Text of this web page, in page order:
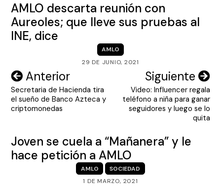
AMLO descarta reunión con
Aureoles; que lleve sus pruebas al
INE, dice
AMLO
29 DE JUNIO, 2021
Navegación
de
entradas
Anterior
Secretaria de Hacienda tira
el sueño de Banco Azteca y
criptomonedas
Siguiente
Video: Influencer regala
teléfono a niña para ganar
seguidores y luego se lo
quita
Joven se cuela a “Mañanera” y le
hace petición a AMLO
AMLO
SOCIEDAD
1 DE MARZO, 2021